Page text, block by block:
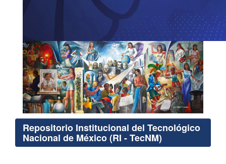
Repositorio Institucional del Tecnológico
Nacional de México (RI - TecNM)